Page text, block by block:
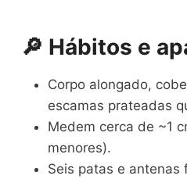
🔎 Hábitos e
Corpo alongado,
escamas prateadas
Medem cerca de ~1
menores).
Seis patas e antenas